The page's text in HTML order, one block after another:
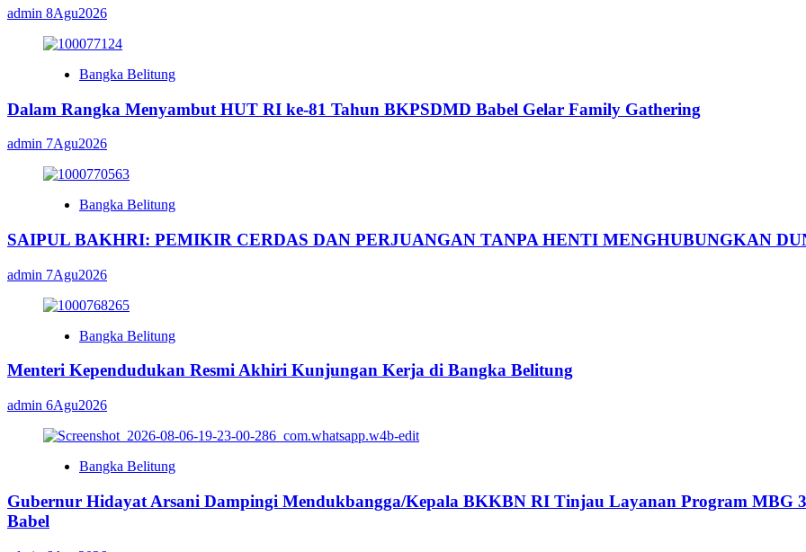
admin 8Agu2026
Bangka Belitung
Dalam Rangka Menyambut HUT RI ke-81 Tahun BKPSDMD Babel Gelar Family Gathering
admin 7Agu2026
Bangka Belitung
SAIPUL BAKHRI: PEMIKIR CERDAS DAN PERJUANGAN TANPA HENTI MENGHUBUNGKAN
admin 7Agu2026
Bangka Belitung
Menteri Kependudukan Resmi Akhiri Kunjungan Kerja di Bangka Belitung
admin 6Agu2026
Bangka Belitung
Gubernur Hidayat Arsani Dampingi Mendukbangga/Kepala BKKBN RI Tinjau Layanan Program MBG
Babel